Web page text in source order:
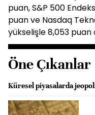
puan, S&P 500
puan ve Nasdaq
yükselişle 8,053 puan
Öne Çıkanlar
Küresel piyasalarda